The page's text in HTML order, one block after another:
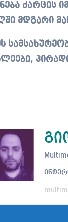
ძარცის
მდგარი